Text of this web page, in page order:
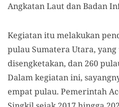
Angkatan Laut dan Badan
Kegiatan itu melakukan
pulau Sumatera Utara,
disengketakan, dan 260
Dalam kegiatan ini,
empat pulau. Pemerintah